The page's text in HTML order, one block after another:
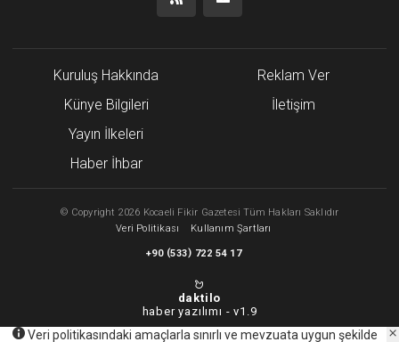
Kuruluş Hakkında
Künye Bilgileri
Yayın İlkeleri
Haber İhbar
Reklam Ver
İletişim
© Copyright 2026 Kocaeli Fikir Gazetesi Tüm Hakları Saklıdır
Veri Politikası
Kullanım Şartları
+90 (533) 722 54 17
daktilo
haber yazılımı -v1.9
Veri politikasındaki amaçlarla sınırlı ve mevzuata uygun şekilde